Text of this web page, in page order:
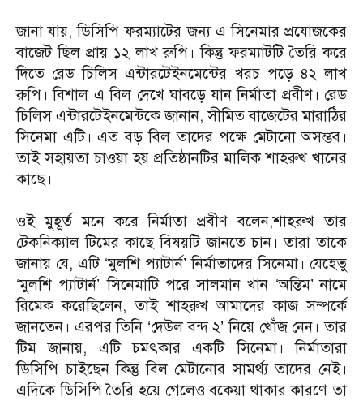
জানা যায়, ডিসিপি ফরম্যাটের জন্য এ সিনেমার প্রযোজকের
বাজেট ছিল প্রায় ১২ লাখ রুপি। কিন্তু ফরম্যাটটি তৈরি করে
দিতে রেড চিলিস এন্টারটেইনমেন্টের খরচ পড়ে ৪২ লাখ
রুপি।বিশাল এ বিল দেখে ঘাবড়ে যান নির্মাতা প্রবীণ। রেড
চিলিস এন্টারটেইনমেন্টকে জানান, সীমিত বাজেটের মারাঠির
সিনেমা এটি। এত বড় বিল তাদের পক্ষে মেটানো অসম্ভব।
তাই সহায়তা চাওয়া হয় প্রতিষ্ঠানটির মালিক শাহরুখ খানের
কাছে।
ওই মুহূর্ত মনে করে নির্মাতা প্রবীণ বলেন,শাহরুখ তার
টেকনিক্যাল টিমের কাছে বিষয়টি জানতে চান। তারা তাকে
জানায় যে, এটি ‘মুলশি প্যাটার্ন’ নির্মাতাদের সিনেমা। যেহেতু
‘মুলশি প্যাটার্ন’ সিনেমাটি পরে সালমান খান ‘অন্তিম’ নামে
রিমেক করেছিলেন, তাই শাহরুখ আমাদের কাজ সম্পর্কে
জানতেন। এরপর তিনি ‘দেউল বন্দ ২’ নিয়ে খোঁজ নেন। তার
টিম জানায়, এটি চমৎকার একটি সিনেমা। নির্মাতারা
ডিসিপি চাইছেন কিন্তু বিল মেটানোর সামর্থ্য তাদের নেই।
এদিকে ডিসিপি তৈরি হয়ে গেলেও বকেয়া থাকার কারণে তা